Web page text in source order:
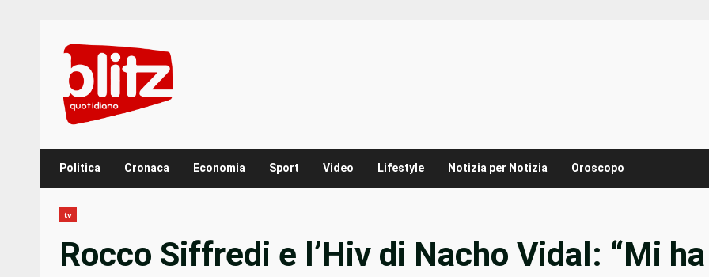
content
Politica Cronaca Economia Sport Video Lifestyle Notizia per Notizia Oroscopo
tv
Rocco Siffredi e l’Hiv di Nacho Vidal: “Mi ha